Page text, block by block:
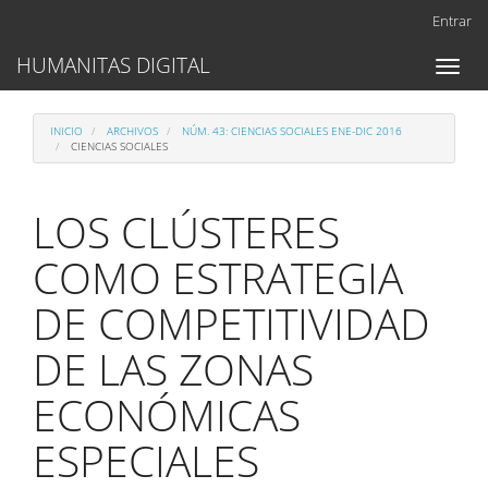
Contenido
principal
lateral
Entrar
Toggle
HUMANITAS DIGITAL
INICIO ARCHIVOS
NÚM. 43: CIENCIAS SOCIALES ENE-DIC 2016
CIENCIAS SOCIALES
LOS CLÚSTERES
COMO ESTRATEGIA
DE COMPETITIVIDAD
DE LAS ZONAS
ECONÓMICAS
ESPECIALES